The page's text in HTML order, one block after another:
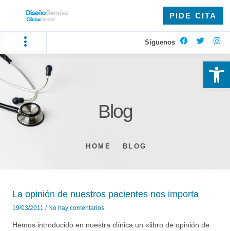
PIDE CITA
Síguenos
Blog
HOME BLOG
La opinión de nuestros pacientes nos importa
19/03/2011 No hay comentarios
Hemos introducido en nuestra clínica un «libro de opinión de